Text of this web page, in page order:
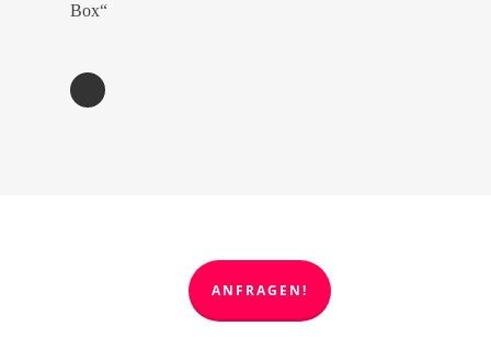
Box“
ANFRAGEN!